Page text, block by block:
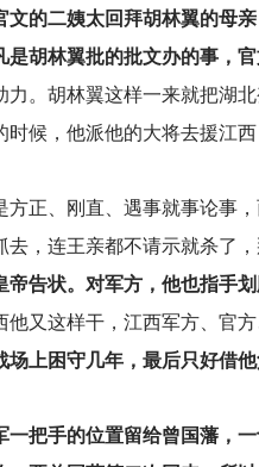
的二姨太回拜胡林翼的母
胡林翼批的批文办的事，官
。胡林翼这样一来就把湖
候，他派他的大将去援江
正、刚直、遇事就事论事
，连王亲都不请示就杀了，
告状。对军方，他也指手
他又这样干，江西军方、官
场上困守几年，最后只好借他
把手的位置留给曾国藩，